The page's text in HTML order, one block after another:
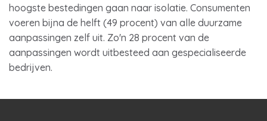
hoogste bestedingen gaan naar isolatie. Consumenten
voeren bijna de helft (49 procent) van alle duurzame
aanpassingen zelf uit. Zo'n 28 procent van de
aanpassingen wordt uitbesteed aan gespecialiseerde
bedrijven.